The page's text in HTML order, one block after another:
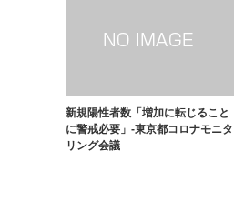
新規陽性者数「増加に転じること
に警戒必要」-東京都コロナモニタ
リング会議